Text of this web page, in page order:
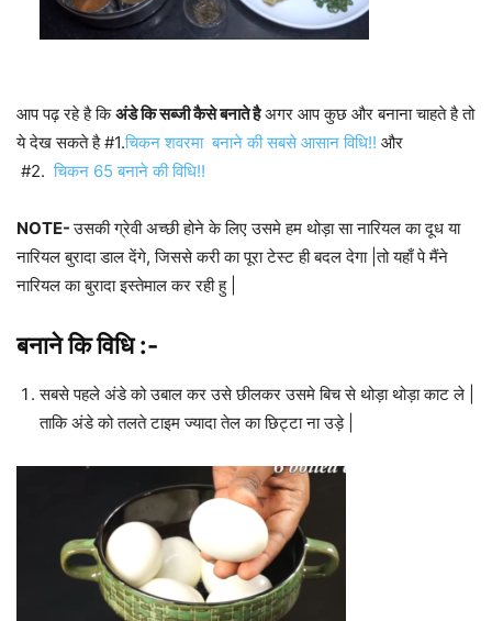
आप पढ़ रहे है किअंडे कि सब्जी कैसे बनाते हैअगर आप कुछ और बनाना चाहते है तो
ये देख सकते है #1.चिकन शवरमा बनाने की सबसे आसान विधि!! और
#2.चिकन 65 बनाने की विधि!!
NOTE-उसकी ग्रेवी अच्छी होने के लिए उसमे हम थोड़ा सा नारियल का दूध या
नारियल बुरादा डाल देंगे, जिससे करी का पूरा टेस्ट ही बदल देगा |तो यहाँ पे मैंने
नारियल का बुरादा इस्तेमाल कर रही हु |
बनाने कि विधि :-
सबसे पहले अंडे को उबाल कर उसे छीलकर उसमे बिच से थोड़ा थोड़ा काट ले |
ताकि अंडे को तलते टाइम ज्यादा तेल का छिट्टा ना उड़े |